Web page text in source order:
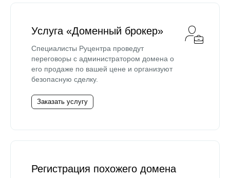
Услуга «Доменный брокер»
Специалисты Руцентра проведут
переговоры с администратором домена о
его продаже по вашей цене и организуют
безопасную сделку.
Заказать услугу
Регистрация похожего домена